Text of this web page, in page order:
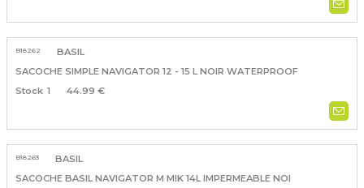
B18262
BASIL
SACOCHE SIMPLE NAVIGATOR 12 - 15 L NOIR WATERPROOF
1
44.99 €
B18263
BASIL
SACOCHE BASIL NAVIGATOR M MIK 14L IMPERMEABLE NOI